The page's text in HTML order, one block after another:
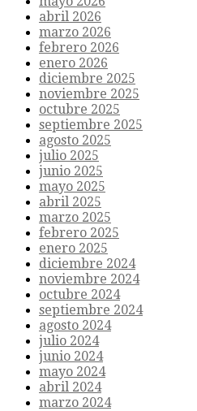
abril 2026
marzo 2026
febrero 2026
enero 2026
diciembre 2025
noviembre 2025
octubre 2025
septiembre 2025
agosto 2025
julio 2025
junio 2025
mayo 2025
abril 2025
marzo 2025
febrero 2025
enero 2025
diciembre 2024
noviembre 2024
octubre 2024
septiembre 2024
agosto 2024
julio 2024
junio 2024
mayo 2024
abril 2024
marzo 2024